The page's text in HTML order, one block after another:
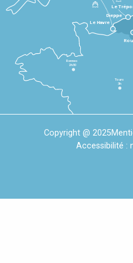
Le Havre
Dieppe
Le
Rennes
2h30
Tours
3h
Copyright @ 2025
Accessibilité :